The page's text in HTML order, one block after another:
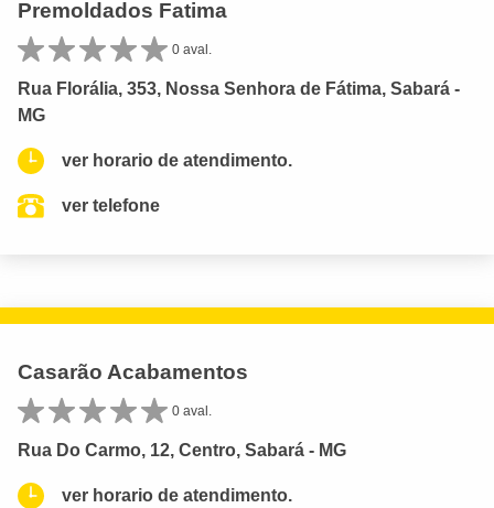
Premoldados Fatima
0 aval.
Rua Florália, 353, Nossa Senhora de Fátima, Sabará -
MG
ver horario de atendimento.
ver telefone
Casarão Acabamentos
0 aval.
Rua Do Carmo, 12, Centro, Sabará - MG
ver horario de atendimento.